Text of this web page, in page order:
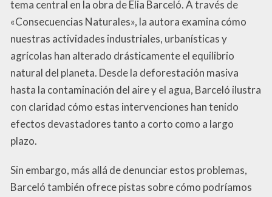
tema central en la obra de Elia Barceló. A través de
«Consecuencias Naturales», la autora examina cómo
nuestras actividades industriales, urbanísticas y
agrícolas han alterado drásticamente el equilibrio
natural del planeta. Desde la deforestación masiva
hasta la contaminación del aire y el agua, Barceló ilustra
con claridad cómo estas intervenciones han tenido
efectos devastadores tanto a corto como a largo
plazo.
Sin embargo, más allá de denunciar estos problemas,
Barceló también ofrece pistas sobre cómo podríamos